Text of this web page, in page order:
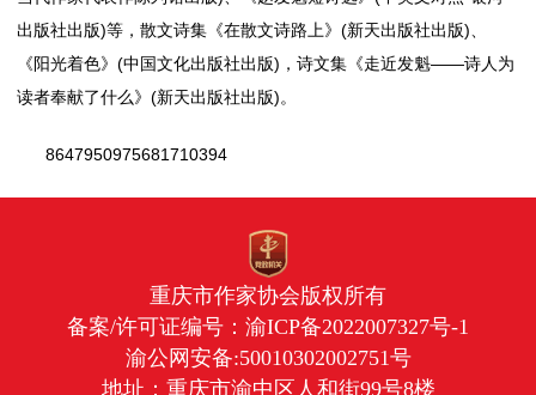
出版社出版)等，散文诗集《在散文诗路上》(新天出版社出版)、
《阳光着色》(中国文化出版社出版)，诗文集《走近发魁——诗人为
读者奉献了什么》(新天出版社出版)。
8647950975681710394
重庆市作家协会版权所有
备案/许可证编号： 渝ICP备2022007327号-1
渝公网安备:50010302002751号
地址：重庆市渝中区人和街99号8楼